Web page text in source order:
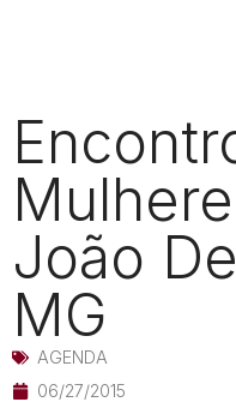
João
MG
AGENDA
06/27/2015